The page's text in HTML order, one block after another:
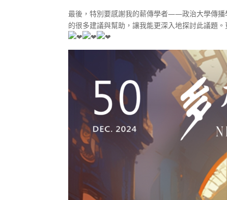
最後，特別要感謝我的薪傳學者——政治大學傳
的很多建議與幫助，讓我能更深入地探討此議題